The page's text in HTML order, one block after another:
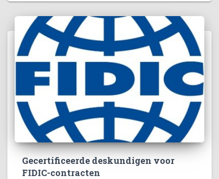
Gecertificeerde deskundigen voor
FIDIC-contracten